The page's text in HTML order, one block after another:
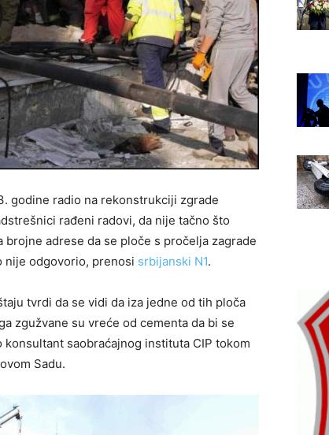
godine radio na rekonstrukciji zgrade
rađeni radovi, da nije tačno što
brojne adrese da se ploče s pročelja zagrade
nije odgovorio, prenosi srbijanski N1.
tvrdi da se vidi da iza jedne od tih ploča
zgužvane su vreće od cementa da bi se
saobraćajnog instituta CIP tokom
Sadu.